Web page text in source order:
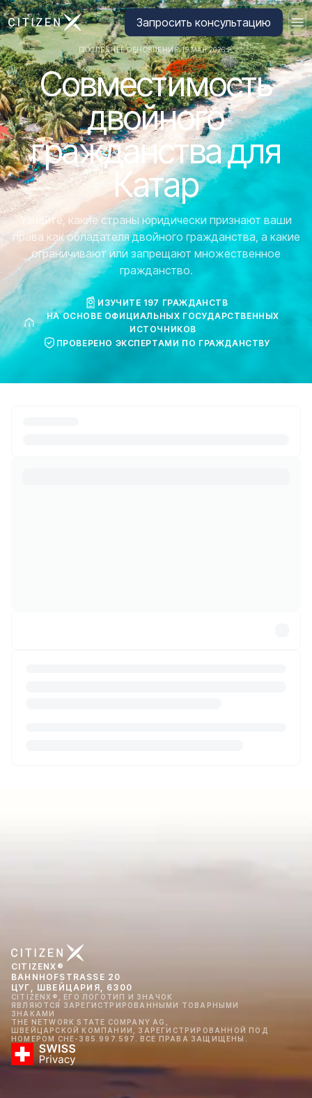
Перейти на главную страницу CitizenX
Запросить консультацию
ПОСЛЕДНЕЕ ОБНОВЛЕНИЕ: 19 МАЯ 2026 Г.
Совместимость
двойного
гражданства для
Катар
Узнайте, какие страны юридически признают ваши
права как обладателя двойного гражданства, а какие
ограничивают или запрещают множественное
гражданство.
ИЗУЧИТЕ 197 ГРАЖДАНСТВ
НА ОСНОВЕ ОФИЦИАЛЬНЫХ ГОСУДАРСТВЕННЫХ
ИСТОЧНИКОВ
ПРОВЕРЕНО ЭКСПЕРТАМИ ПО ГРАЖДАНСТВУ
CITIZENX®
BAHNHOFSTRASSE 20
ЦУГ, ШВЕЙЦАРИЯ, 6300
CITIZENX®, ЕГО ЛОГОТИП И ЗНАЧОК
ЯВЛЯЮТСЯ ЗАРЕГИСТРИРОВАННЫМИ ТОВАРНЫМИ
ЗНАКАМИ
THE NETWORK STATE COMPANY AG,
ШВЕЙЦАРСКОЙ КОМПАНИИ, ЗАРЕГИСТРИРОВАННОЙ ПОД
НОМЕРОМ CHE-385.997.597. ВСЕ ПРАВА ЗАЩИЩЕНЫ.